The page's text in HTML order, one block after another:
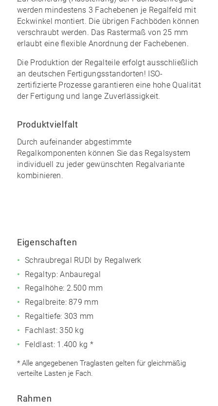
werden mindestens 3 Fachebenen je Regalfeld mit
Eckwinkel montiert. Die übrigen Fachböden können
verschraubt werden. Das Rastermaß von 25 mm
erlaubt eineflexible Anordnung der Fachebenen.
Die Produktion der Regalteile erfolgt ausschließlich
an deutschen Fertigungsstandorten! ISO-
zertifizierte Prozesse garantieren eine hohe Qualität
der Fertigung und lange Zuverlässigkeit.
Produktvielfalt
Durch aufeinander abgestimmte
Regalkomponenten können Sie das Regalsystem
individuell zu jeder gewünschten Regalvariante
kombinieren.
Eigenschaften
Schraubregal RUDI by Regalwerk
Regaltyp: Anbauregal
Regalhöhe: 2.500 mm
Regalbreite: 879 mm
Regaltiefe: 303 mm
Fachlast: 350 kg
Feldlast: 1.400 kg *
* Alle angegebenen Traglasten gelten für gleichmäßig
verteilte Lasten je Fach.
Rahmen